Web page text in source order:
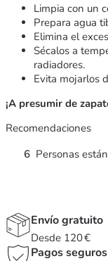
Limpia con un
Prepara agua
Elimina el
Sécalos a
radiadores.
Evita mojarlos
¡A presumir de
Recomendaciones
6 Personas
Envío gratuito
Desde 120 €
Pagos seguros